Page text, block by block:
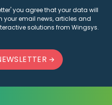
you agree that your data will
your email news, articles and
solutions from Wingsys.